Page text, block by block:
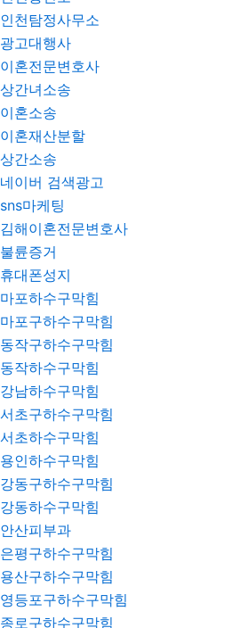
인천탐정사무소
광고대행사
이혼전문변호사
상간녀소송
이혼소송
이혼재산분할
상간소송
네이버 검색광고
sns마케팅
김해이혼전문변호사
불륜증거
휴대폰성지
마포하수구막힘
마포구하수구막힘
동작구하수구막힘
동작하수구막힘
강남하수구막힘
서초구하수구막힘
서초하수구막힘
용인하수구막힘
강동구하수구막힘
강동하수구막힘
안산피부과
은평구하수구막힘
용산구하수구막힘
영등포구하수구막힘
종로구하수구막힘